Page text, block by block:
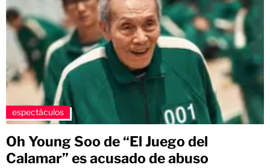
espectáculos
Oh Young Soo de “El Juego del
Calamar” es acusado de abuso